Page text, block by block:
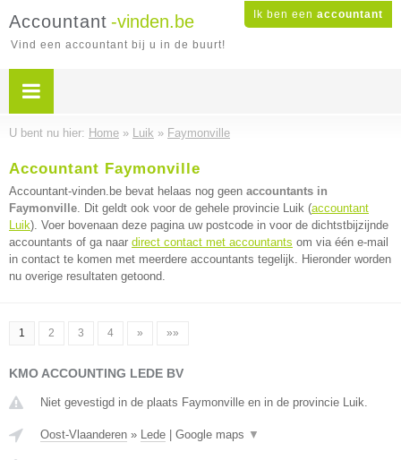
Ik ben een accountant
Accountant -vinden.be
Vind een accountant bij u in de buurt!
U bent nu hier: Home » Luik » Faymonville
Accountant Faymonville
Accountant-vinden.be bevat helaas nog geen accountants in
Faymonville. Dit geldt ook voor de gehele provincie Luik (accountant
Luik). Voer bovenaan deze pagina uw postcode in voor de dichtstbijzijnde
accountants of ga naar direct contact met accountants om via één e-mail
in contact te komen met meerdere accountants tegelijk. Hieronder worden
nu overige resultaten getoond.
1 2 3 4 » »»
KMO ACCOUNTING LEDE BV
Niet gevestigd in de plaats Faymonville en in de provincie Luik.
Oost-Vlaanderen » Lede Google maps ▼